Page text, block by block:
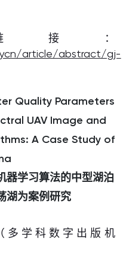
接：
article/abstract/gj-
Quality Parameters
UAV Image and
A Case Study of
器学习算法的中型湖泊
湖为案例研究
多学科数字出版机